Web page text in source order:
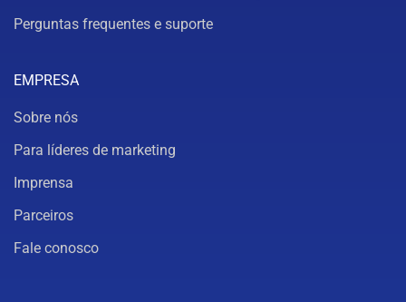
Perguntas frequentes e suporte
EMPRESA
Sobre nós
Para líderes de marketing
Imprensa
Parceiros
Fale conosco